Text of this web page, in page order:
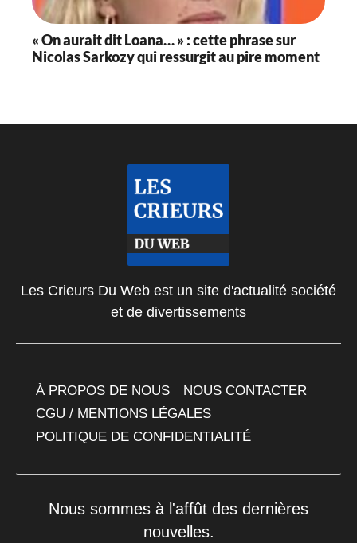
« On aurait dit Loana… » : cette phrase sur
Nicolas Sarkozy qui ressurgit au pire moment
Les Crieurs Du Web est un site d'actualité société
et de divertissements
À PROPOS DE NOUS
NOUS CONTACTER
CGU / MENTIONS LÉGALES
POLITIQUE DE CONFIDENTIALITÉ
Nous sommes à l'affût des dernières
nouvelles.